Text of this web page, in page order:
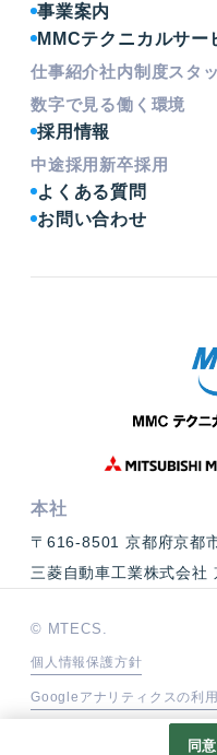
本社
〒616-8501 京都府京都
三菱自動車工業株式会社
事業案内
MMCテクニカルサー
仕事紹介社内制度スタ
数字で見る働く環境
採用情報
中途採用 新卒採用
よくある質問
お問い合わせ
© MTECS.
個人情報保護方針
Googleアナリティクスの利
同